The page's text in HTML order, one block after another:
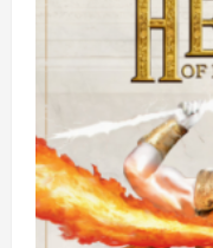
krańcu
czasu
Księgarnia
Kresu
|
Dom,
który
czka
magią
i
sercem